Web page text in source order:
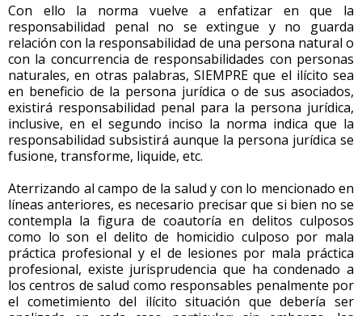
Con ello la norma vuelve a enfatizar en que la
responsabilidad penal no se extingue y no guarda
relación con la responsabilidad de una persona natural o
con la concurrencia de responsabilidades con personas
naturales, en otras palabras, SIEMPRE que el ilícito sea
en beneficio de la persona jurídica o de sus asociados,
existirá responsabilidad penal para la persona jurídica,
inclusive, en el segundo inciso la norma indica que la
responsabilidad subsistirá aunque la persona jurídica se
fusione, transforme, liquide, etc.
Aterrizando al campo de la salud y con lo mencionado en
líneas anteriores, es necesario precisar que si bien no se
contempla la figura de coautoría en delitos culposos
como lo son el delito de homicidio culposo por mala
práctica profesional y el de lesiones por mala práctica
profesional, existe jurisprudencia que ha condenado a
los centros de salud como responsables penalmente por
el cometimiento del ilícito situación que debería ser